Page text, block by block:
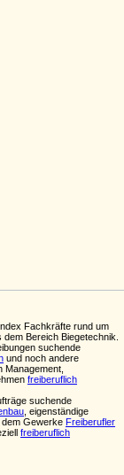
Fachkräfte rund um
Bereich Biegetechnik.
suchende
und noch andere
Management,
freiberuflich
suchende
, eigenständige
Gewerke Freiberufler
freiberuflich